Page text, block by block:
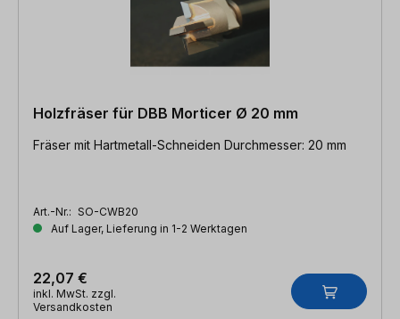
Holzfräser für DBB Morticer Ø 20 mm
Fräser mit Hartmetall-Schneiden Durchmesser: 20 mm
Art.-Nr.: SO-CWB20
Auf Lager, Lieferung in 1-2 Werktagen
22,07 €
inkl. MwSt. zzgl.
Versandkosten